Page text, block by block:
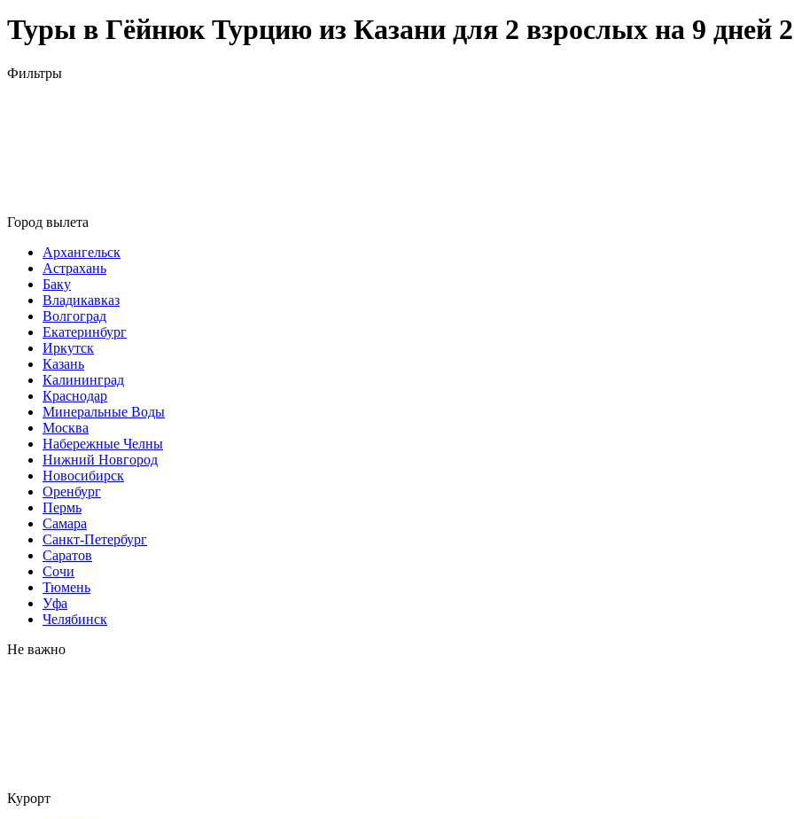
Туры в Гёйнюк Турцию из Казани для 2 взрослых на 9 дней
Фильтры
Город вылета
Архангельск
Астрахань
Баку
Владикавказ
Волгоград
Екатеринбург
Иркутск
Казань
Калининград
Краснодар
Минеральные Воды
Москва
Набережные Челны
Нижний Новгород
Новосибирск
Оренбург
Пермь
Самара
Санкт-Петербург
Саратов
Сочи
Тюмень
Уфа
Челябинск
Не важно
Курорт